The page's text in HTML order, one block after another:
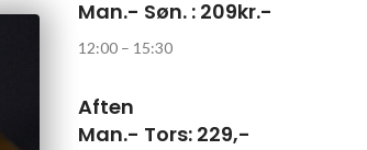
Man.- Søn. : 209kr.-
12:00 – 15:30
Aften
Man.- Tors: 229,-